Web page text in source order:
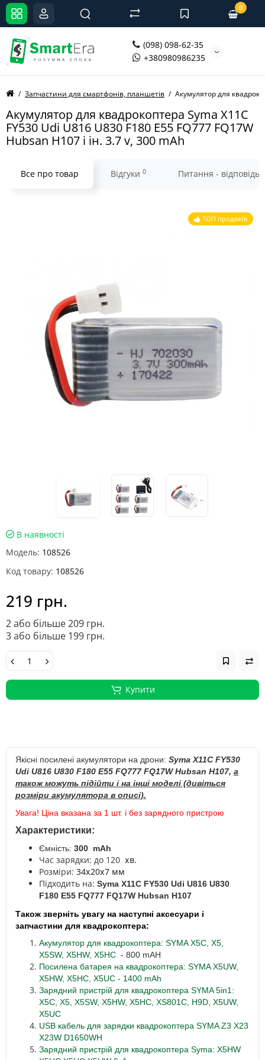
(098) 098-62-35
+380980986235
0
Запчастини для смартфонів, планшетів Акумулятор для
Акумулятор для квадрокоптера Syma X11C
FY530 Udi U816 U830 F180 E55 FQ777 FQ17W
Hubsan H107 і ін. 3.7 v, 300 mAh
Все про товар Відгуки 0 Питання - відповідь
ТОП продажів
В наявності
Модель: 108526
Код товару: 108526
219 грн.
2 або більше 209 грн.
3 або більше 199 грн.
Купити
Якісні посилені акумулятори на дрони: Syma X11C FY530
Udi U816 U830 F180 E55 FQ777 FQ17W Hubsan H107, а
також можуть підійти і на інші моделі (дивіться
розміри акумулятора в описі).
Увага! Ціна вказана за 1 шт. і без зарядного пристрою
Характеристики:
Ємність: 300 mAh
Час зарядки: до 120 хв.
Розміри: 34х20х7 мм
Підходить на: Syma X11C FY530 Udi U816 U830
F180 E55 FQ777 FQ17W Hubsan H107
Також зверніть увагу на наступні аксесуари і
запчастини для квадрокоптера:
Акумулятор для квадрокоптера: SYMA X5C, X5,
X5SW, X5HW, X5HC - 800 mAH
Посилена батарея на квадрокоптера: SYMA X5UW,
X5HW, X5HC, X5UC - 1400 mAh
Зарядний пристрій для квадрокоптера SYMA 5in1:
X5C, X5, X5SW, X5HW, X5HC, XS801C, H9D, X5UW,
X5UC
USB кабель для зарядки квадрокоптера SYMA Z3 X23
X23W D1650WH
Зарядний пристрій для квадрокоптера Syma: X5HW